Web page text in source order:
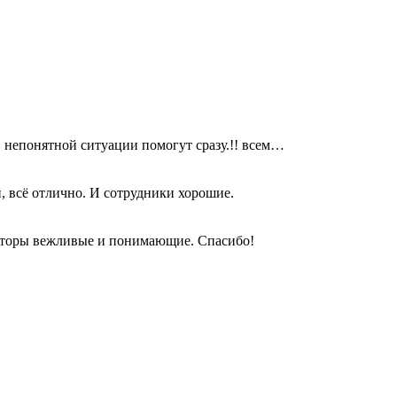
ситуации помогут сразу.!! всем…
всё отлично. И сотрудники хорошие.
вежливые и понимающие. Спасибо!